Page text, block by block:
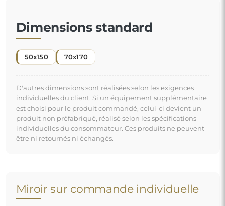
répartition, veuillez nous contacter par téléphone ou
par e-mail. Les plus grands miroirs que nous pouvons
réaliser sont de200×300 cm
ronds d'un diamètre de
invitons à envoyer votre demande accompagnée du
projet à l'adresse e-mail :boutique@alfaram.fr.
Livraison gratuite et transport sécurisé